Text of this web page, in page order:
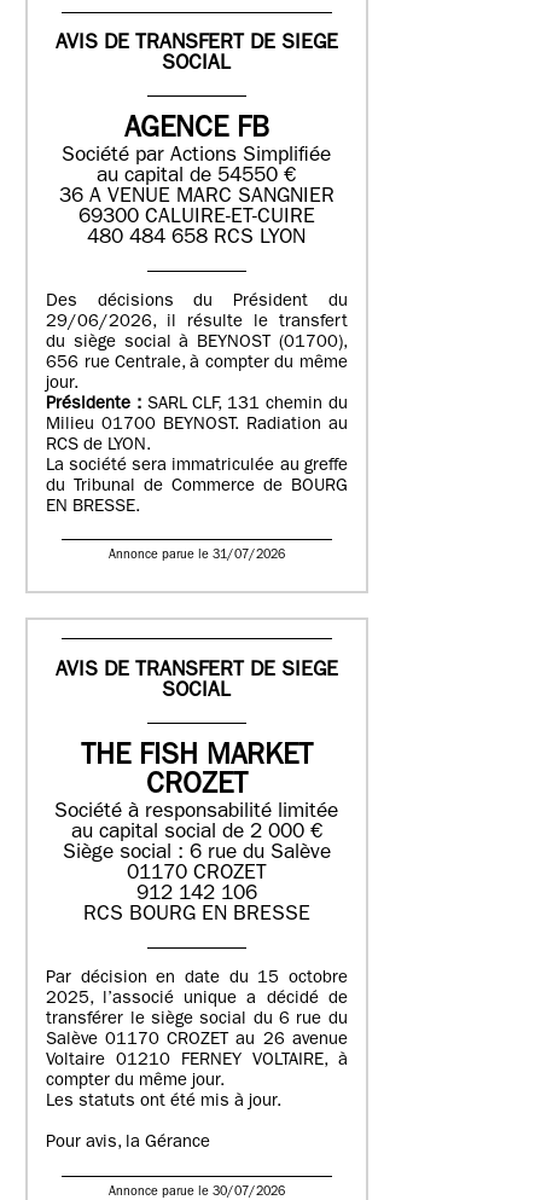
AVIS DE TRANSFERT DE SIEGE
SOCIAL
AGENCE FB
Société par Actions Simplifiée
au capital de 54550 €
36 A VENUE MARC SANGNIER
69300 CALUIRE-ET-CUIRE
480 484 658 RCS LYON
Des décisions du Président du
29/06/2026, il résulte le transfert
du siège social à BEYNOST (01700),
656 rue Centrale, à compter du même
jour.
Présidente :SARL CLF, 131 chemin du
Milieu 01700 BEYNOST. Radiation au
RCS de LYON.
La société sera immatriculée au greffe
du Tribunal de Commerce de BOURG
EN BRESSE.
Annonce parue le 31/07/2026
AVIS DE TRANSFERT DE SIEGE
SOCIAL
THE FISH MARKET
CROZET
Société à responsabilité limitée
au capital social de 2 000 €
Siège social : 6 rue du Salève
01170 CROZET
912 142 106
RCS BOURG EN BRESSE
Par décision en date du 15 octobre
2025, l’associé unique a décidé de
transférer le siège social du 6 rue du
Salève 01170 CROZET au 26 avenue
Voltaire 01210 FERNEY VOLTAIRE, à
compter du même jour.
Les statuts ont été mis à jour.
Pour avis, la Gérance
Annonce parue le 30/07/2026